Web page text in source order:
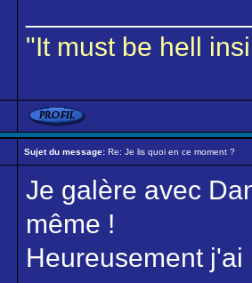
"It must be hell
Sujet du message: Re: Je lis quoi en ce moment ?
Je galère avec
même !
Heureusement